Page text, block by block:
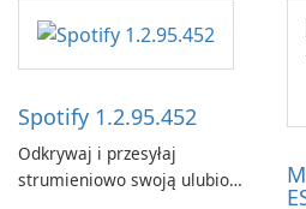
Spotify 1.2.95.452
Odkrywaj i przesyłaj
strumieniowo swoją ulubioną